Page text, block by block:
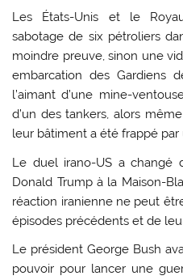
Les États-Unis et le
sabotage de six pétroliers
moindre preuve, sinon une
embarcation des Gardiens
l’aimant d’une mine-
d’un des tankers, alors
leur bâtiment a été frappé
Le duel irano-US a changé
Donald Trump à la Maison-
réaction iranienne ne peut
épisodes précédents et de
Le président George Bush
pouvoir pour lancer une